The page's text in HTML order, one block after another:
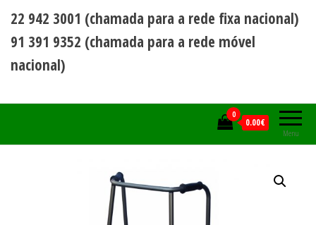
22 942 3001 (chamada para a rede fixa nacional)
91 391 9352 (chamada para a rede móvel
nacional)
Menu
0
0.00€